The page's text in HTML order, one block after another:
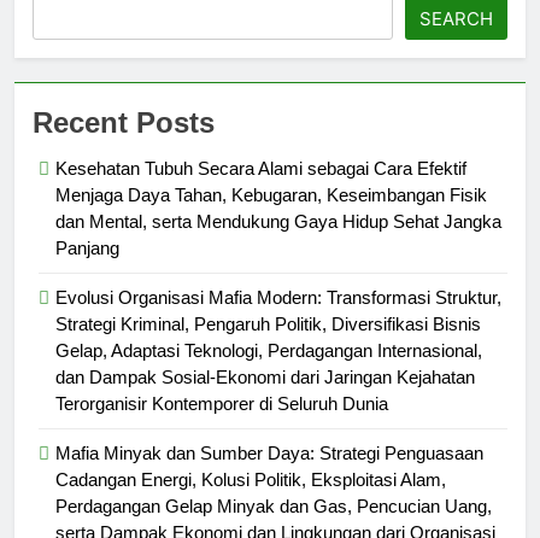
SEARCH
Recent Posts
Kesehatan Tubuh Secara Alami sebagai Cara Efektif
Menjaga Daya Tahan, Kebugaran, Keseimbangan Fisik
dan Mental, serta Mendukung Gaya Hidup Sehat Jangka
Panjang
Evolusi Organisasi Mafia Modern: Transformasi Struktur,
Strategi Kriminal, Pengaruh Politik, Diversifikasi Bisnis
Gelap, Adaptasi Teknologi, Perdagangan Internasional,
dan Dampak Sosial-Ekonomi dari Jaringan Kejahatan
Terorganisir Kontemporer di Seluruh Dunia
Mafia Minyak dan Sumber Daya: Strategi Penguasaan
Cadangan Energi, Kolusi Politik, Eksploitasi Alam,
Perdagangan Gelap Minyak dan Gas, Pencucian Uang,
serta Dampak Ekonomi dan Lingkungan dari Organisasi